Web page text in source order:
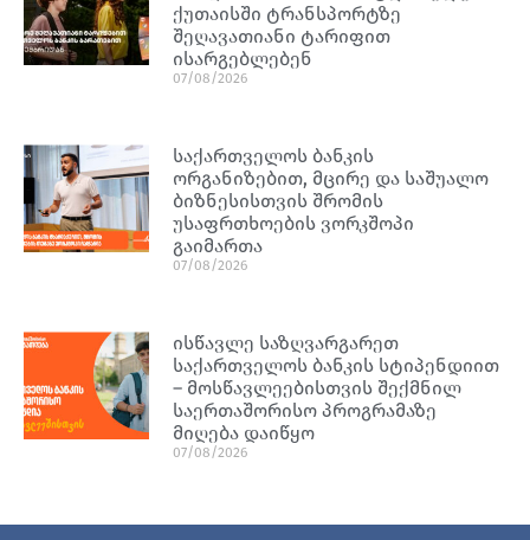
ქუთაისში ტრანსპორტზე
შეღავათიანი ტარიფით
ისარგებლებენ
07/08/2026
საქართველოს ბანკის
ორგანიზებით, მცირე და საშუალო
ბიზნესისთვის შრომის
უსაფრთხოების ვორკშოპი
გაიმართა
07/08/2026
ისწავლე საზღვარგარეთ
საქართველოს ბანკის სტიპენდიით
– მოსწავლეებისთვის შექმნილ
საერთაშორისო პროგრამაზე
მიღება დაიწყო
07/08/2026